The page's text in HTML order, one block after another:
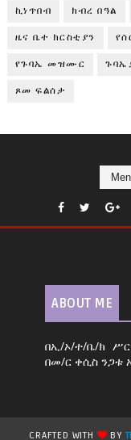
ኪነጥበብ ክብረ በዓል
ዜና ቤተ ክርስቲያን
የጉባኤ መዝሙር
ጾመ ፍልሰታ
ABOUT ME
በኢ/ኦ/ተ/ቤ/ክ
በመ/ር ቀሲስ ንጋቱ
CRAFTED WITH BY